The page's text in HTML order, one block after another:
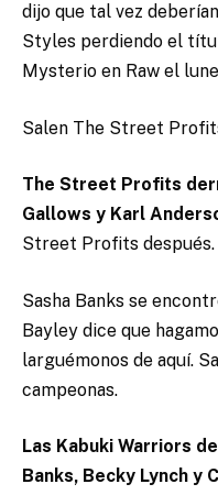
dijo que tal vez
Styles perdiendo el
Mysterio en Raw el
Salen The Street
The Street Profits
Gallows y Karl
Street Profits después.
Sasha Banks se
Bayley dice que
larguémonos de aquí.
campeonas.
Las Kabuki Warriors
Banks, Becky Lynch y